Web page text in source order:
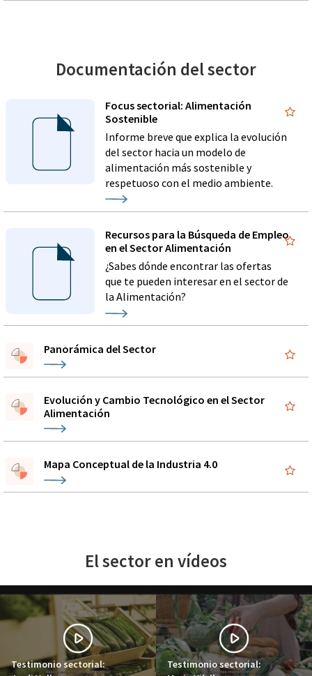
Documentación del sector
Focus sectorial: Alimentación
Sostenible
Informe breve que explica la evolución
del sector hacia un modelo de
alimentación más sostenible y
respetuoso con el medio ambiente.
Recursos para la Búsqueda de Empleo
en el Sector Alimentación
¿Sabes dónde encontrar las ofertas
que te pueden interesar en el sector de
la Alimentación?
Panorámica del Sector
Evolución y Cambio Tecnológico en el Sector
Alimentación
Mapa Conceptual de la Industria 4.0
El sector en vídeos
Testimonio sectorial:
Testimonio sectorial: